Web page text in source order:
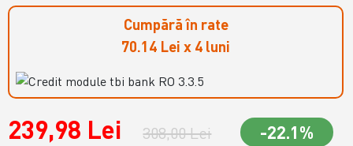
Cumpără în rate
70.14 Lei x 4 luni
239,98 Lei 308,00 Lei -22.1%